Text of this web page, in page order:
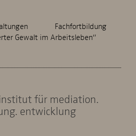
Fachfortbildung
Gewalt im Arbeitsleben“
für mediation.
entwicklung